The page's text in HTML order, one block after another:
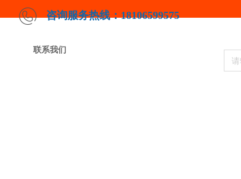
咨询服务热线：18106599575
联系我们